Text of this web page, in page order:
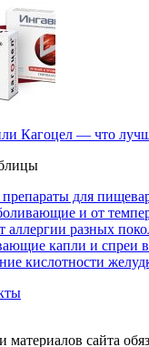
Кагоцел — что
для
и от
аллергии разных
капли и спреи
кислотности
сайта